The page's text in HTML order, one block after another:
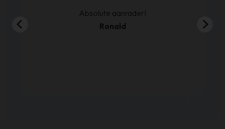
Sven de Haze